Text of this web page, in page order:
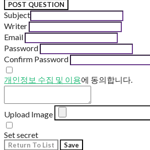
POST QUESTION
Subject
Writer
Email
Password
Confirm Password
개인정보 수집 및 이용에 동의합니다.
Upload Image
Set secret
Return To List Save